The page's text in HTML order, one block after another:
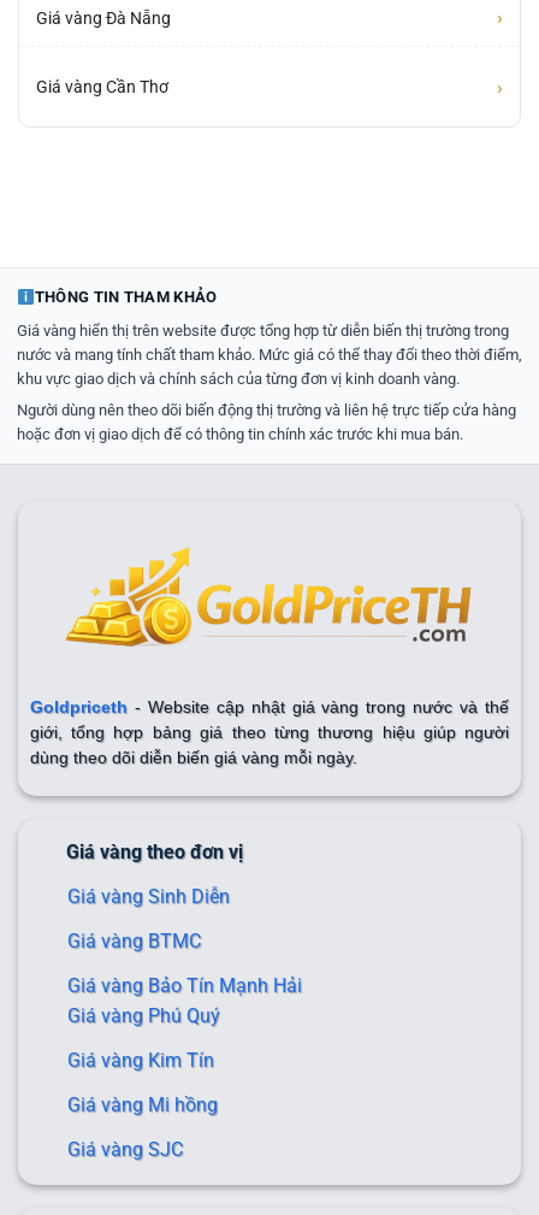
Giá vàng Đà Nẵng ›
Giá vàng Cần Thơ ›
THÔNG TIN THAM KHẢO
Giá vàng hiển thị trên website được tổng hợp từ diễn biến thị trường trong
nước và mang tính chất tham khảo. Mức giá có thể thay đổi theo thời điểm,
khu vực giao dịch và chính sách của từng đơn vị kinh doanh vàng.
Người dùng nên theo dõi biến động thị trường và liên hệ trực tiếp cửa hàng
hoặc đơn vị giao dịch để có thông tin chính xác trước khi mua bán.
Goldpriceth- Website cập nhật giá vàng trong nước và thế
giới, tổng hợp bảng giá theo từng thương hiệu giúp người
dùng theo dõi diễn biến giá vàng mỗi ngày.
Giá vàng theo đơn vị
Giá vàng Sinh Diễn
Giá vàng BTMC
Giá vàng Bảo Tín Mạnh Hải
Giá vàng Phú Quý
Giá vàng Kim Tín
Giá vàng Mi hồng
Giá vàng SJC